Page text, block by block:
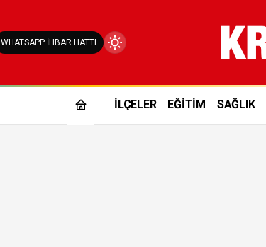
WHATSAPP İHBAR HATTI
Mod
İLÇELER EĞİTİM SAĞLIK